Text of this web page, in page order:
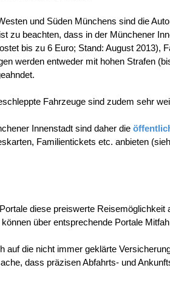
und Süden Münchens sind die
zu beachten, dass in der Münchener
bis zu 6 Euro; Stand: August 2013),
werden entweder mit hohen Strafen
Fahrzeuge sind zudem sehr
Innenstadt sind daher die
Familientickets etc. anbieten
diese preiswerte
über entsprechende Portale
auf die nicht immer geklärte
dass präzisen Abfahrts- und